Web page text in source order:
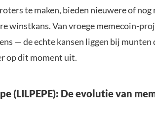
te maken, bieden nieuwere of
winstkans. Van vroege memecoin-
— de echte kansen liggen bij munten
op dit moment uit.
(LILPEPE): De evolutie van